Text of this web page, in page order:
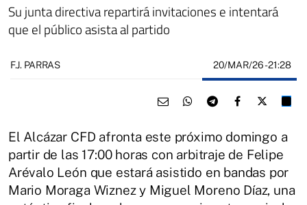
Su junta directiva repartirá invitaciones e intentará
que el público asista al partido
F.J. PARRAS 20/MAR/26- 21:28
El Alcázar CFD afronta este próximo domingo a
partir de las 17:00 horas con arbitraje de Felipe
Arévalo León que estará asistido en bandas por
Mario Moraga Wiznez y Miguel Moreno Díaz, una